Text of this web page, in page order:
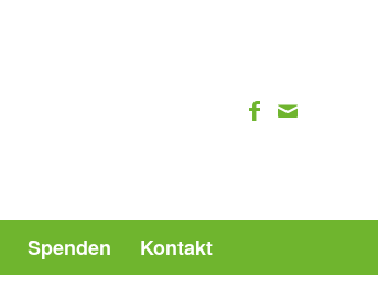
Spenden Kontakt